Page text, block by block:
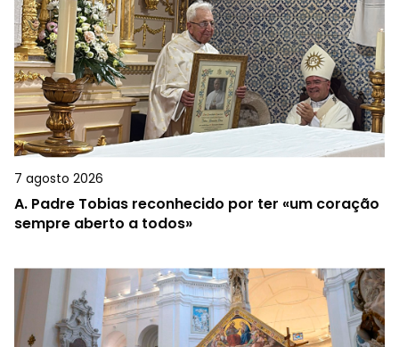
7 agosto 2026
A. Padre Tobias reconhecido por ter «um coração
sempre aberto a todos»